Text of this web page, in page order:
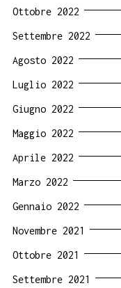
Ottobre 2022
Settembre 2022
Agosto 2022
Luglio 2022
Giugno 2022
Maggio 2022
Aprile 2022
Marzo 2022
Gennaio 2022
Novembre 2021
Ottobre 2021
Settembre 2021